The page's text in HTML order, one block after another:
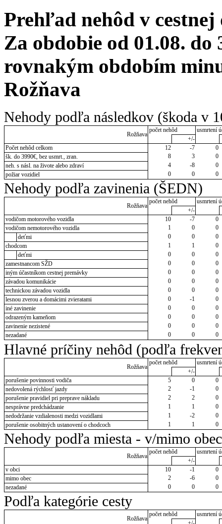
Prehľad nehôd v cestnej
Za obdobie od 01.08. do
rovnakým obdobím
Rožňava
Nehody podľa následkov (škoda v
Rožňava
počet nehôd
usmrtení
+/-
Počet nehôd celkom
12 -7
0
šk. do 3990€, bez usmrt., zran.
8 3
0
neh. s násl. na živote alebo zdraví
4 -8
0
požiar vozidiel
0 0 0
Nehody podľa zavinenia (ŠEDN)
Rožňava
počet nehôd
usmrtení
+/-
vodičom motorového vozidla
10 -7
0
vodičom nemotorového vozidla
1 0
0
deťmi
0 0
0
chodcom
1 1
0
deťmi
0 0
0
zamestnancom SŽD
0 0
0
iným účastníkom cestnej premávky
0 0
0
závadou komunikácie
0 0
0
technickou závadou vozidla
0 0
0
lesnou zverou a domácimi zvieratami
0 -1
0
iné zavinenie
0 0
0
odrazeným kameňom
0 0
0
zavinenie nezistené
0 0
0
nezadané
0 0 0
Hlavné príčiny nehôd (podľa
Rožňava
počet nehôd
usmrtení
+/-
porušenie povinnosti vodiča
5 0
0
nedovolená rýchlosť jazdy
2 -1
0
porušenie pravidiel pri preprave nákladu
2 2
0
nesprávne predchádzanie
1 1
0
nedodržanie vzdialenosti medzi vozidlami
1 -2
0
porušenie osobitných ustanovení o chodcoch
1 1 0
Nehody podľa miesta - v/mimo obec
Rožňava
počet nehôd
usmrtení
+/-
v obci
10 -1
0
mimo obec
2 -6
0
nezadané
0 0 0
Podľa kategórie cesty
Rožňava
počet nehôd
usmrtení